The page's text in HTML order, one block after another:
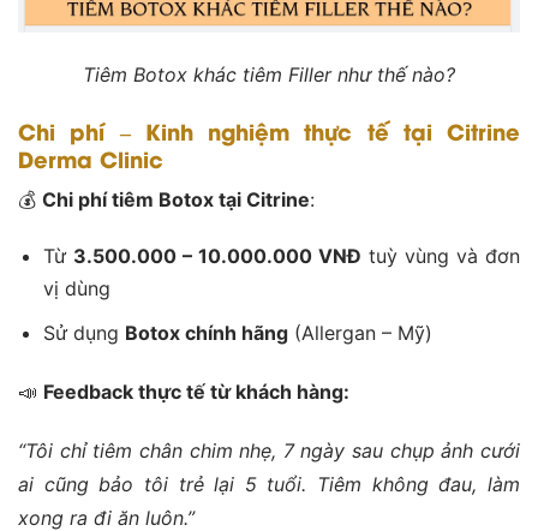
Tiêm Botox khác tiêm Filler như thế nào?
Chi phí – Kinh nghiệm thực tế tại Citrine
Derma Clinic
💰 Chi phí tiêm Botox tại Citrine:
Từ 3.500.000 – 10.000.000 VNĐ tuỳ vùng và đơn
vị dùng
Sử dụng Botox chính hãng(Allergan – Mỹ)
📣 Feedback thực tế từ khách hàng:
“Tôi chỉ tiêm chân chim nhẹ, 7 ngày sau chụp ảnh cưới
ai cũng bảo tôi trẻ lại 5 tuổi. Tiêm không đau, làm
xong ra đi ăn luôn.”